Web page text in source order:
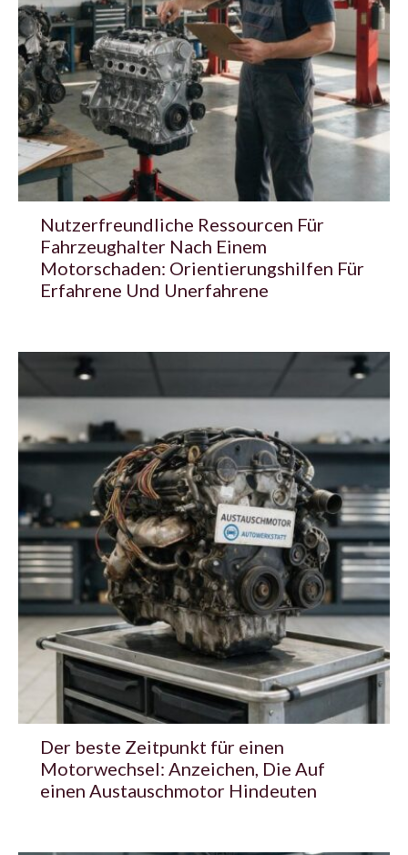
Nutzerfreundliche Ressourcen Für
Fahrzeughalter Nach Einem
Motorschaden: Orientierungshilfen Für
Erfahrene Und Unerfahrene
Der beste Zeitpunkt für einen
Motorwechsel: Anzeichen, Die Auf
einen Austauschmotor Hindeuten